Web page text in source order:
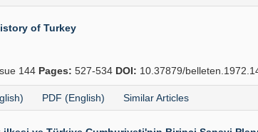
of Turkey
144 Pages: 527-534 DOI: 10.37879/
PDF (English) Similar Articles